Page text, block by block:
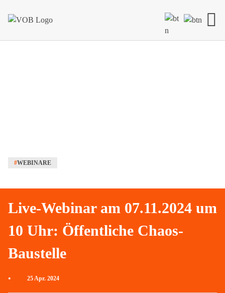
#WEBINARE
• 25 Apr. 2024
Live-Webinar am 07.11.2024 um
10 Uhr: Öffentliche Chaos-
Baustelle